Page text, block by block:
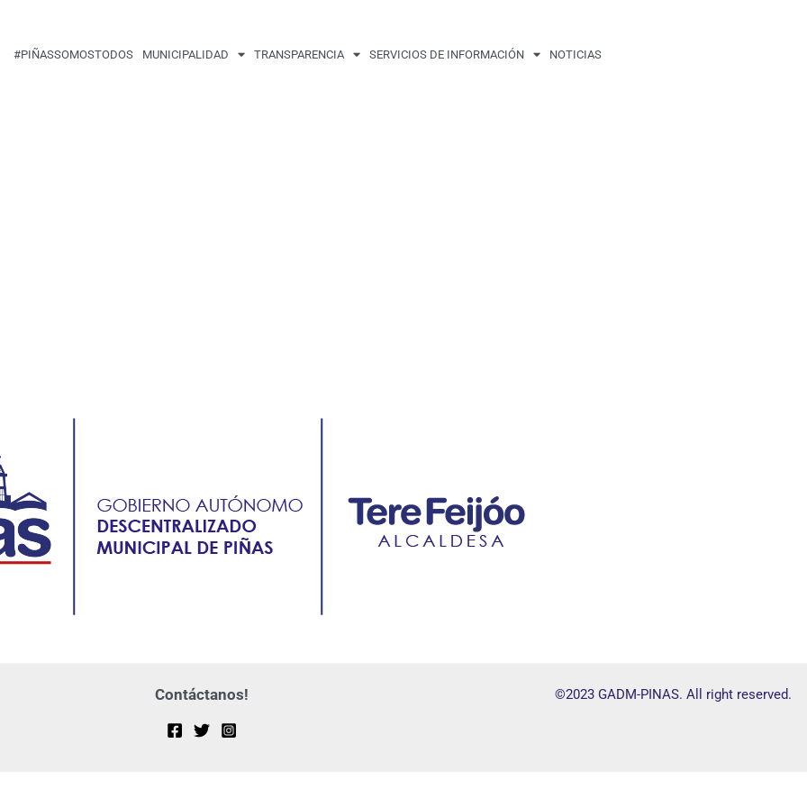
#PIÑASSOMOSTODOS MUNICIPALIDAD TRANSPARENCIA SERVICIOS DE INFORMACIÓN NOTICIAS
Contáctanos! ©2023 GADM-PINAS. All right reserved.